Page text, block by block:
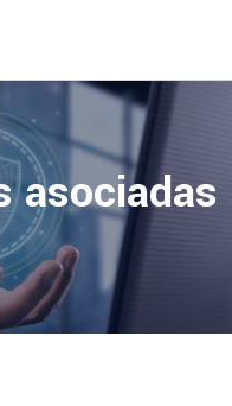
asociadas